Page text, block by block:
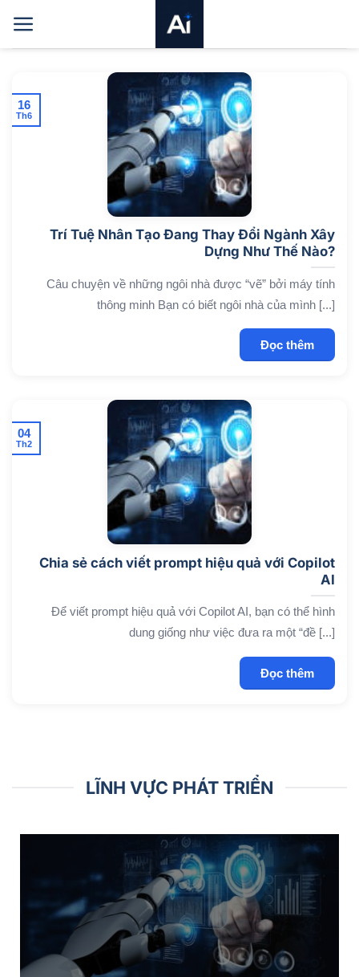
qua
nội
Trí Tuệ Nhân Tạo Đang Thay Đổi Ngành Xây
Dựng Như Thế Nào?
Câu chuyện về những ngôi nhà được “vẽ” bởi máy tính
thông minh Bạn có biết ngôi nhà của mình [...]
Đọc thêm
16
Th6
Chia sẻ cách viết prompt hiệu quả với Copilot
AI
Để viết prompt hiệu quả với Copilot AI, bạn có thể hình
dung giống như việc đưa ra một “đề [...]
Đọc thêm
04
Th2
LĨNH VỰC PHÁT TRIỂN